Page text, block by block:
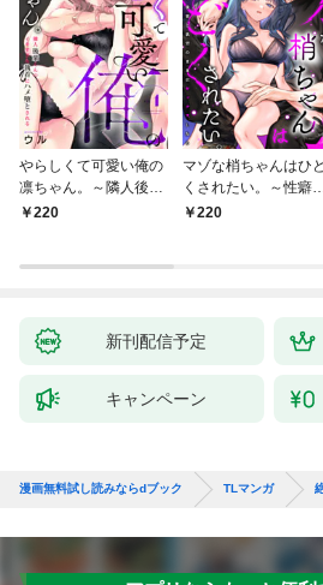
やらしくて可愛い俺の
凛ちゃん。～隣人後輩
くんのイキすぎた執着
220
マゾな梢ちゃんはひ
くされたい。～性癖
ッチした後輩と欲望の
220
新刊配信予定
キャンペーン
漫画無料試し読みならdブック TLマンガ